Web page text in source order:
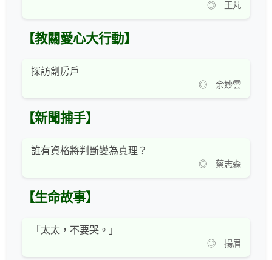
◎ 王芃
【教關愛心大行動】
探訪劏房戶
◎ 余妙雲
【新聞捕手】
誰有資格將判斷變為真理？
◎ 蔡志森
【生命故事】
「太太，不要哭。」
◎ 揚眉